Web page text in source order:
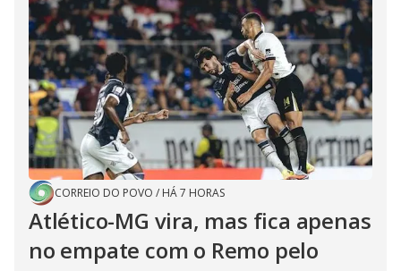
CORREIO DO POVO / HÁ 7 HORAS
Atlético-MG vira, mas fica apenas
no empate com o Remo pelo